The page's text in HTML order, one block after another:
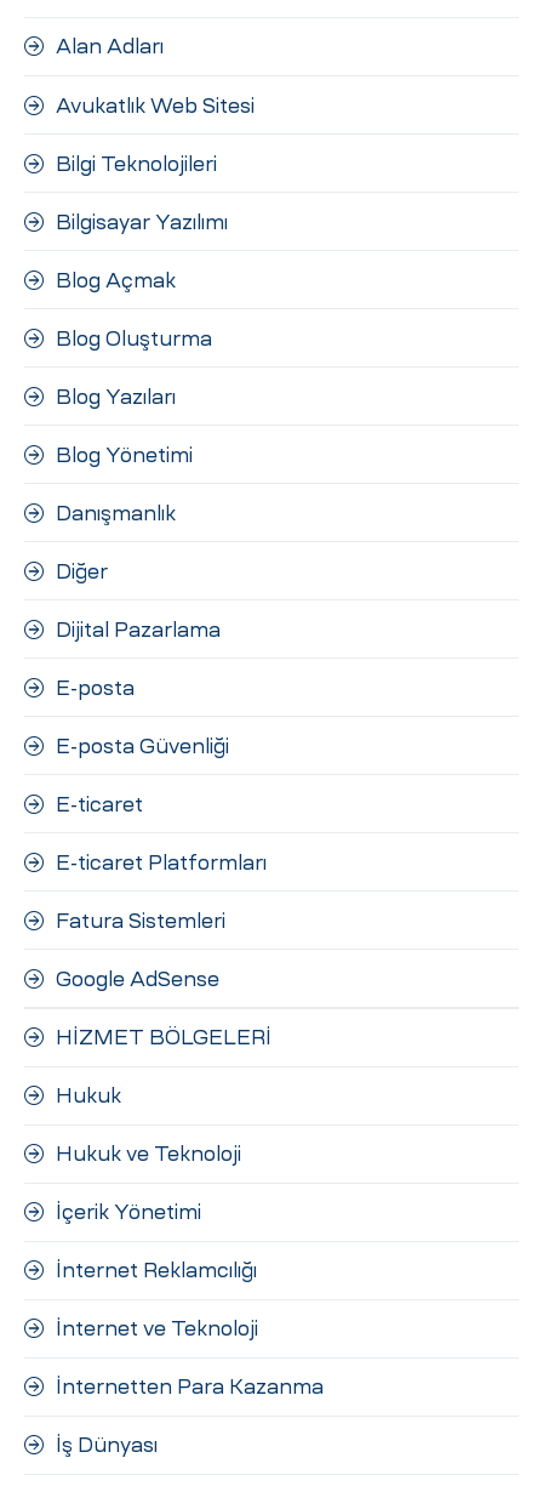
Alan Adları
Avukatlık Web Sitesi
Bilgi Teknolojileri
Bilgisayar Yazılımı
Blog Açmak
Blog Oluşturma
Blog Yazıları
Blog Yönetimi
Danışmanlık
Diğer
Dijital Pazarlama
E-posta
E-posta Güvenliği
E-ticaret
E-ticaret Platformları
Fatura Sistemleri
Google AdSense
HİZMET BÖLGELERİ
Hukuk
Hukuk ve Teknoloji
İçerik Yönetimi
İnternet Reklamcılığı
İnternet ve Teknoloji
İnternetten Para Kazanma
İş Dünyası